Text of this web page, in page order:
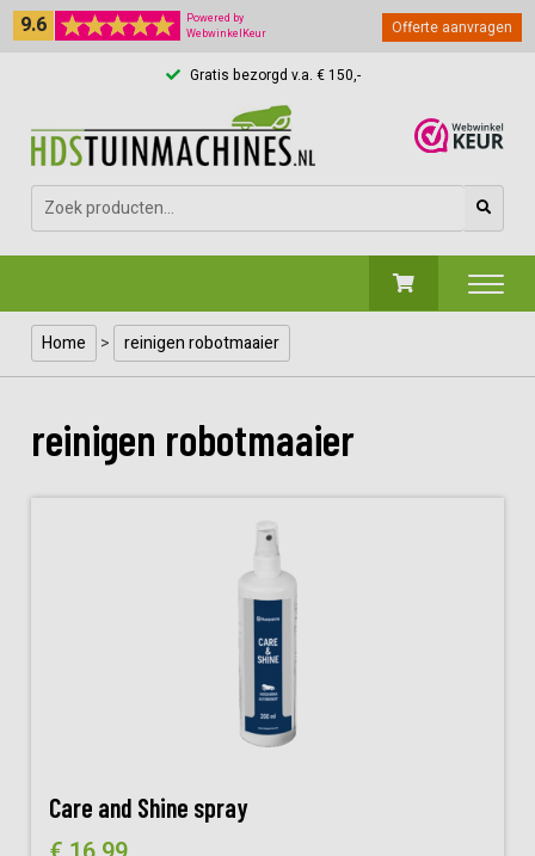
Gratis bezorgd v.a. € 150,-
9.6
Powered by
WebwinkelKeur
Offerte aanvragen
Zoeken
naar:
Home > reinigen robotmaaier
reinigen robotmaaier
Care and Shine spray